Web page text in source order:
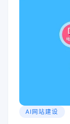
AI网站建设